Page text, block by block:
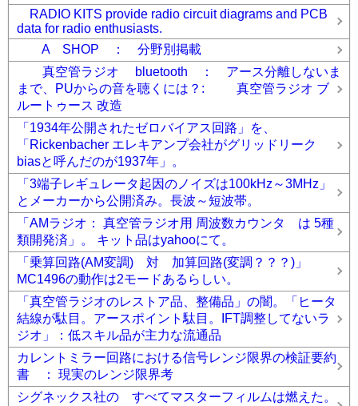
RADIO KITS provide radio circuit diagrams and PCB
data for radio enthusiasts.
A SHOP ： 分野別掲載
真空管ラジオ bluetooth ： アース分離しないま
まで、PUからの音を聴くには？: 真空管ラジオ ブ
ルートゥース 改造
「1934年公開されたゼロバイアス回路」を、
「Rickenbacher エレキアンプ会社がグリッドリーク
biasと呼んだのが1937年」。
「3端子レギュレータ起因のノイズは100kHz～3MHz」
とメーカーから公開済み。長波～短波帯。
「AMラジオ： 真空管ラジオ用 周波数カウンタ は 5種
類開発済」。 キット品はyahooにて。
「乗算回路(AM変調) 対 加算回路(変調？？？)」
MC1496の動作は2モードあるらしい。
「真空管ラジオのレストア品、整備品」の闇。「ヒータ
結線が駄目。アースポイント駄目。IFT調整してないラ
ジオ」：低スキル品が主力な流通品
カレントミラー回路における信号レンジ限界の検証要約
書 ： 現実のレンジ限界考
シグネックス社の すべてマスターフィルムは燃えた。